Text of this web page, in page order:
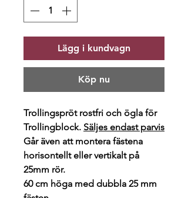
Lägg i kundvagn
Köp nu
Trollingspröt rostfri och ögla för
Trollingblock. Säljes endast parvis
Går även att montera fästena
horisontellt eller vertikalt på
25mm rör.
60 cm höga med dubbla 25 mm